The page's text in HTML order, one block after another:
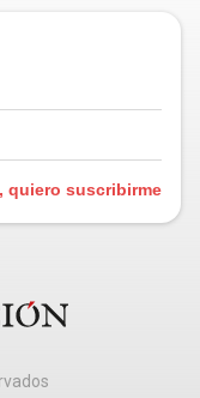
quiero suscribirme